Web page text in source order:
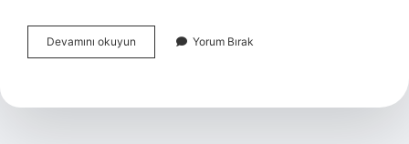
Devamını okuyun
Kapanı
Çekildi
Yorum Bırak